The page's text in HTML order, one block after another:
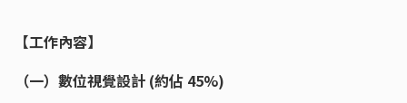
【工作內容】
（一）數位視覺設計 (約佔 45%)